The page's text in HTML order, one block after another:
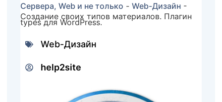
Сервера, Web и не только - Web-Дизайн-
Создание своих типов материалов. Плагин
types для WordPress.
Web-Дизайн
help2site